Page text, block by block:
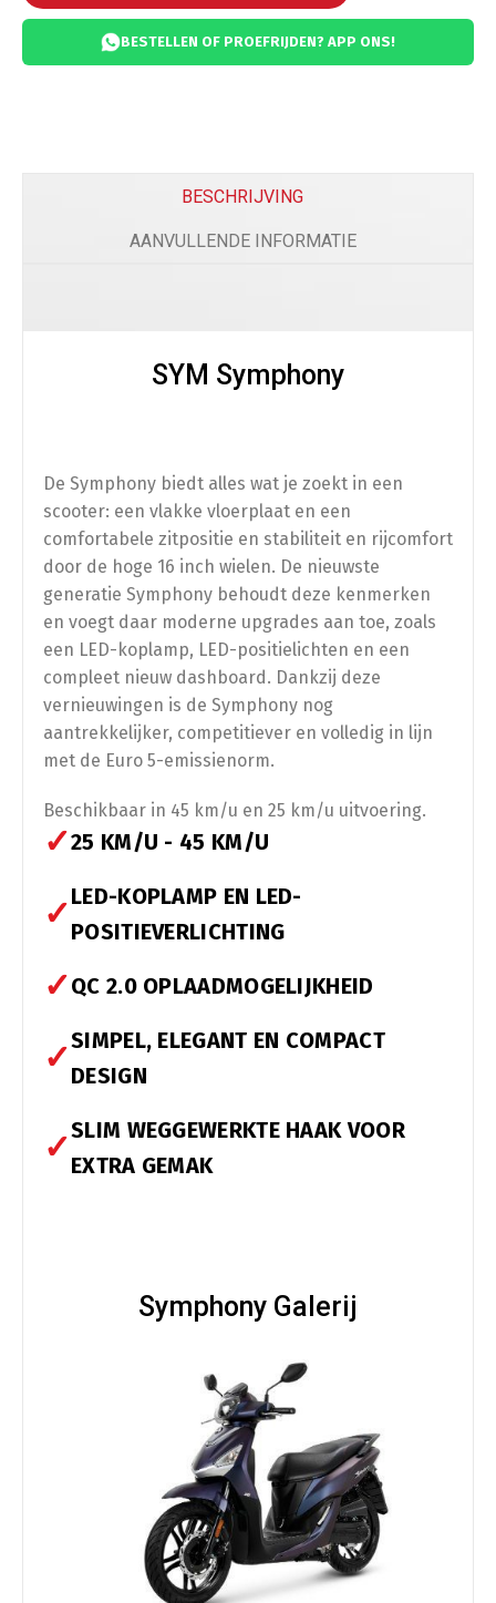
Telefoonhouder(+€50.00)
Bescherming
Scooterhoes(+€50.00)
Opvoeren
Afstelling op ±34 km/u (gedoogde snelheid)
Afstelling op ±54 km/u (gedoogde snelheid)
BESTELLEN OF PROEFRIJDEN? APP ONS!
BESCHRIJVING
AANVULLENDE INFORMATIE
SYM Symphony
De Symphony biedt alles wat je zoekt in een
scooter: een vlakke vloerplaat en een
comfortabele zitpositie en stabiliteit en rijcomfort
door de hoge 16 inch wielen. De nieuwste
generatie Symphony behoudt deze kenmerken
en voegt daar moderne upgrades aan toe, zoals
een LED-koplamp, LED-positielichten en een
compleet nieuw dashboard. Dankzij deze
vernieuwingen is de Symphony nog
aantrekkelijker, competitiever en volledig in lijn
met de Euro 5-emissienorm.
Beschikbaar in 45 km/u en 25 km/u uitvoering.
✓25 KM/U - 45 KM/U
✓LED-KOPLAMP EN LED-
POSITIEVERLICHTING
✓QC 2.0 OPLAADMOGELIJKHEID
✓SIMPEL, ELEGANT EN COMPACT
DESIGN
✓SLIM WEGGEWERKTE HAAK VOOR
EXTRA GEMAK
Symphony Galerij